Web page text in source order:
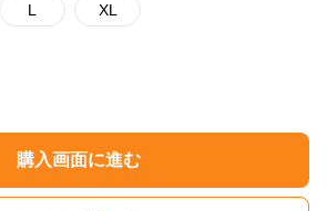
L XL
購入画面に進む